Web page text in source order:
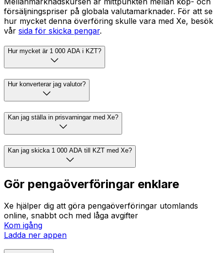
försäljningspriser på globala valutamarknader. För att se
hur mycket denna överföring skulle vara med Xe, besök
vår sida för skicka pengar.
Hur mycket är 1 000 ADA i KZT?
Hur konverterar jag valutor?
Kan jag ställa in prisvarningar med Xe?
Kan jag skicka 1 000 ADA till KZT med Xe?
Gör pengaöverföringar enklare
Xe hjälper dig att göra pengaöverföringar utomlands
online, snabbt och med låga avgifter
Kom igång
Ladda ner appen